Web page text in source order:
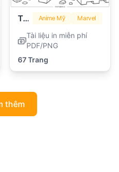
Transformers Anime Mỹ Marvel
Tài liệu in miễn phí
PDF/PNG
67 Trang
thêm